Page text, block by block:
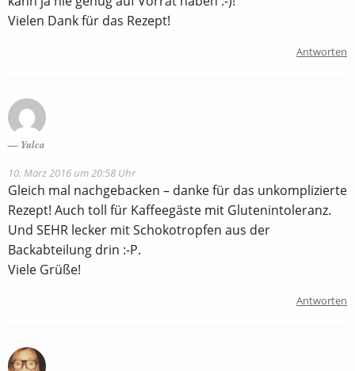
Vielen Dank für das Rezept!
Antworten
Yulca
10. März 2016 um 20:58 Uhr
Gleich mal nachgebacken – danke für das unkomplizierte
Rezept! Auch toll für Kaffeegäste mit Glutenintoleranz.
Und SEHR lecker mit Schokotropfen aus der
Backabteilung drin :-P.
Viele Grüße!
Antworten